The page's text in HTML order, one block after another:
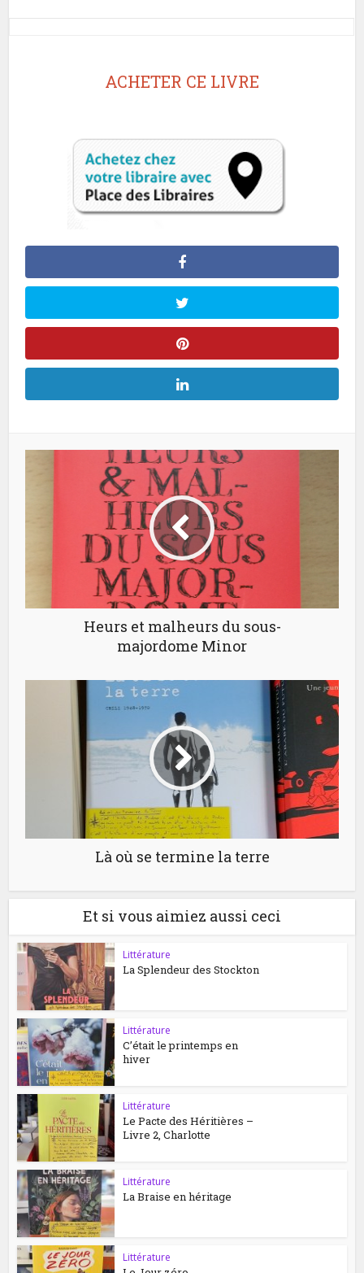
ACHETER CE LIVRE
Heurs et malheurs du sous-
majordome Minor
Là où se termine la terre
Et si vous aimiez aussi ceci
Littérature
La Splendeur des Stockton
Littérature
C’était le printemps en
hiver
Littérature
Le Pacte des Héritières –
Livre 2, Charlotte
Littérature
La Braise en héritage
Littérature